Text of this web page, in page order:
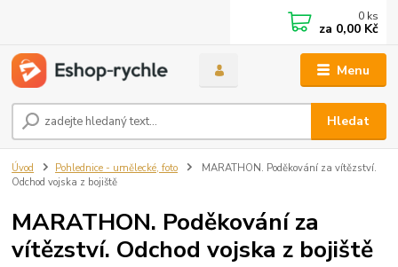
Menu
Hledat
0 ks
za 0,00 Kč
Úvod Pohlednice - umělecké, foto
MARATHON. Poděkování za vítězství.
Odchod vojska z bojiště
MARATHON. Poděkování za
vítězství. Odchod vojska z bojiště